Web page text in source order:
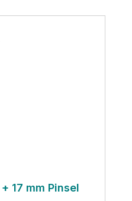
17 mm Pinsel